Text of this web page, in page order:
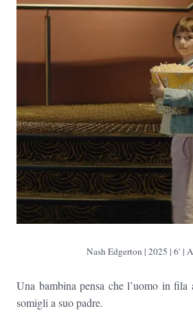
Nash Edgerton | 2025 | 6′ |
Una bambina pensa che l’uomo in fila
somigli a suo padre.